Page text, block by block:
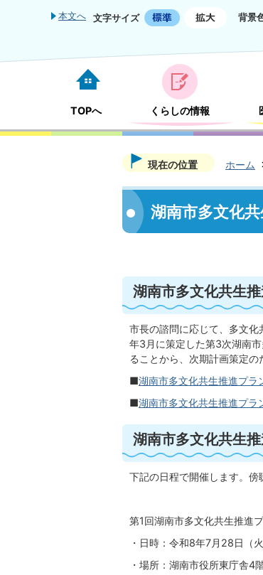
本文へ 文字サイズ 背景
TOPへ くらしの情報
現在の位置 ホーム
湖南市多文化
湖南市多文化共生
市長の諮問に応じて、多文
年3月に策定した第3次湖南
ることから、次期計画策定の
■湖南市多文化共生推進プ
■湖南市多文化共生推進プラ
湖南市多文化共生
下記の日程で開催します。傍
第1回湖南市多文化共生推進
・日時：令和8年7月28日（
・場所：湖南市役所東庁舎4